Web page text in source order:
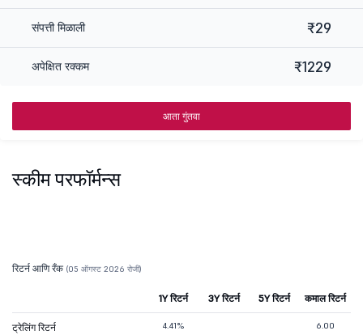
संपत्ती मिळाली ₹29
अपेक्षित रक्कम ₹1229
आता गुंतवा
स्कीम परफॉर्मन्स
रिटर्न आणि रँक (05 ऑगस्ट 2026 रोजी)
1Y रिटर्न 3Y रिटर्न 5Y रिटर्न कमाल रिटर्न
ट्रेलिंग रिटर्न 4.41% 6.00